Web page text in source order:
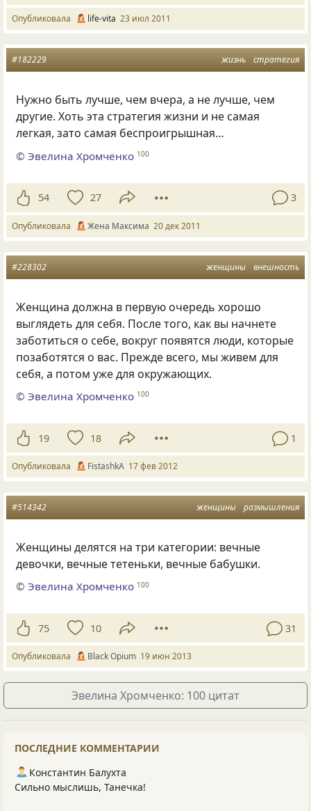
Опубликовала life-vita 23 июл 2011
жизнь стратегия
#182229
Нужно быть лучше, чем вчера, а не лучше, чем
другие. Хоть эта стратегия жизни и не самая
легкая, зато самая беспроигрышная…
©Эвелина Хромченко 100
54 27 3
Опубликовала Жена Максима 20 дек 2011
женщины внешность
#228302
Женщина должна в первую очередь хорошо
выглядеть для себя. После того, как вы начнете
заботиться о себе, вокруг появятся люди, которые
позаботятся о вас. Прежде всего, мы живем для
себя, а потом уже для окружающих.
©Эвелина Хромченко 100
19 18 1
Опубликовала FistashkA 17 фев 2012
женщины размышления
#514342
Женщины делятся на три категории: вечные
девочки, вечные тетеньки, вечные бабушки.
©Эвелина Хромченко 100
75 10 31
Опубликовала Вlack Оpium 19 июн 2013
Эвелина Хромченко: 100 цитат
ПОСЛЕДНИЕ КОММЕНТАРИИ
Константин Балухта
Сильно мыслишь, Танечка!